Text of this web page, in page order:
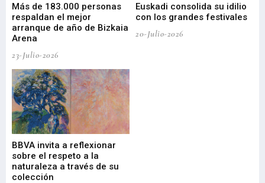
Más de 183.000 personas
respaldan el mejor
arranque de año de Bizkaia
Arena
23-Julio-2026
Euskadi consolida su idilio
con los grandes festivales
20-Julio-2026
BBVA invita a reflexionar
sobre el respeto a la
naturaleza a través de su
colección